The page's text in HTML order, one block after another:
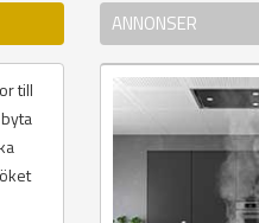
till
ANNONSER